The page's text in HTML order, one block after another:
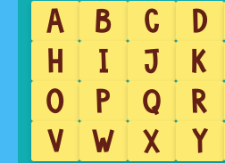
A B C D
H
I J K
O
P Q R
V
W X Y